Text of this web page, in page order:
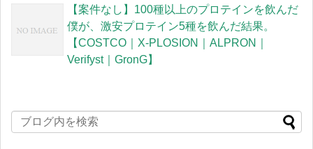
【案件なし】100種以上のプロテインを飲んだ
僕が、激安プロテイン5種を飲んだ結果。
【COSTCO｜X-PLOSION｜ALPRON｜
Verifyst｜GronG】